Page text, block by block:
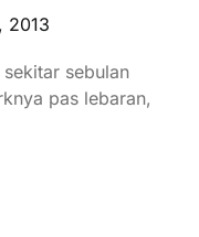
2013
sebulan
pas lebaran,